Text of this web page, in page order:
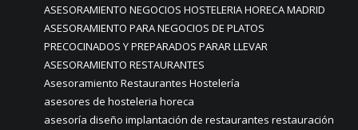
ASESORAMIENTO NEGOCIOS HOSTELERIA HORECA MADRID
ASESORAMIENTO PARA NEGOCIOS DE PLATOS
PRECOCINADOS Y PREPARADOS PARAR LLEVAR
ASESORAMIENTO RESTAURANTES
Asesoramiento Restaurantes Hostelería
asesores de hosteleria horeca
asesoría diseño implantación de restaurantes restauración